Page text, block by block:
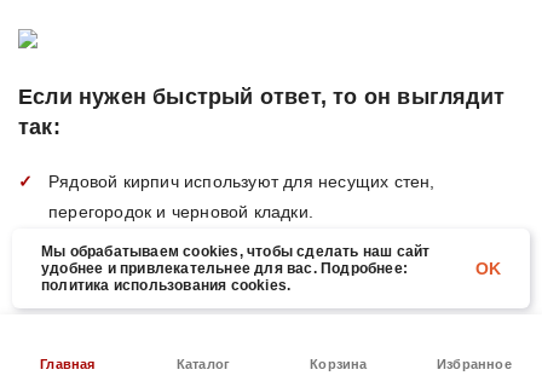
Если нужен быстрый ответ, то он выглядит
так:
Рядовой кирпич используют для несущих стен,
перегородок и черновой кладки.
Облицовочный кирпич выбирают для фасада,
архитектуры и внешнего вида дома.
хорошим балансом цены и эстетики.
Главная Каталог Корзина Избранное
Мы обрабатываем cookies, чтобы сделать наш сайт
удобнее и привлекательнее для вас. Подробнее:
политика использования cookies.
OK